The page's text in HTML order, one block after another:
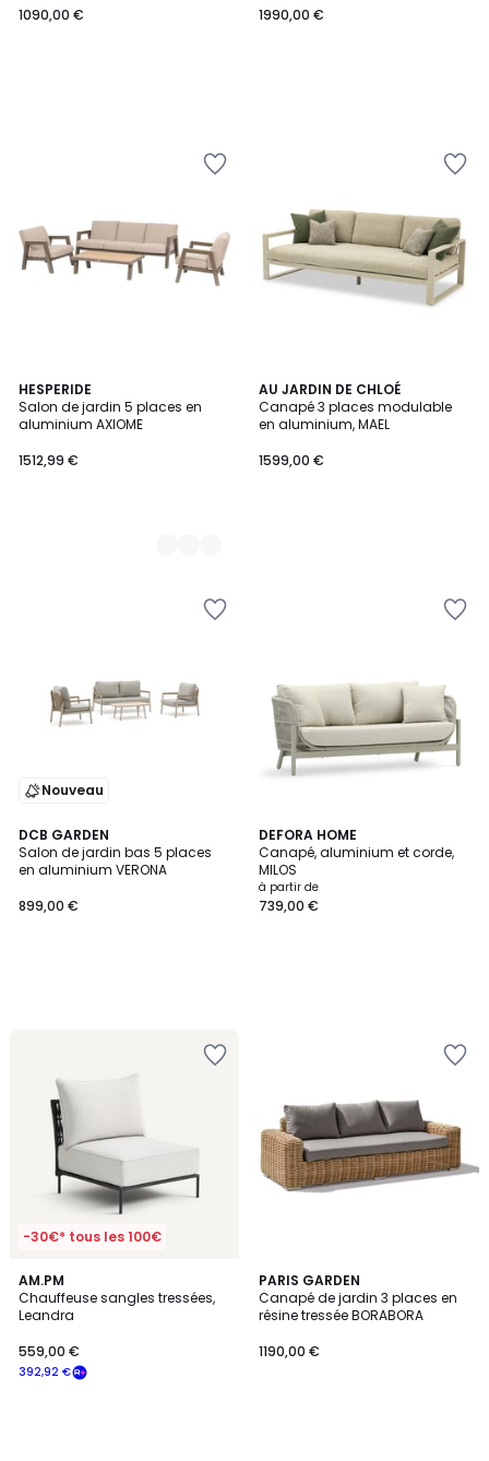
1090,00 €
1990,00 €
HESPERIDE
Salon de jardin 5 places en
aluminium AXIOME
1512,99 €
2
Couleurs
AU JARDIN DE CHLOÉ
Canapé 3 places modulable
en aluminium, MAEL
1599,00 €
Nouveau
DCB GARDEN
Salon de jardin bas 5 places
en aluminium VERONA
899,00 €
DEFORA HOME
Canapé, aluminium et corde,
MILOS
à partir de
739,00 €
-30€* tous les 100€
AM.PM
Chauffeuse sangles tressées,
Leandra
392,92 €
559,00 €
PARIS GARDEN
Canapé de jardin 3 places en
résine tressée BORABORA
1190,00 €